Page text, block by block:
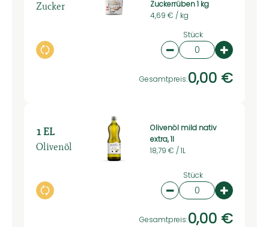
Zucker
Auswahl ändern
Zuckerrüben 1 kg
4,69 € / kg
Stück
Artikelanzahl
Gesamtpreis:0,00 €
1 EL
Olivenöl
Auswahl ändern
Olivenöl mild nativ
extra, 1l
18,79 € / 1L
Stück
Artikelanzahl
Gesamtpreis:0,00 €